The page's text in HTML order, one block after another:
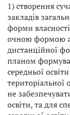
1) створення
закладів
форми
очною формою
дистанційної
планом
середньої
не
освіти, та для